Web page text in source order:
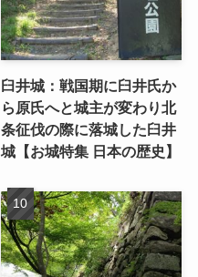
臼井城：戦国期に臼井氏か
ら原氏へと城主が変わり北
条征伐の際に落城した臼井
城【お城特集 日本の歴史】